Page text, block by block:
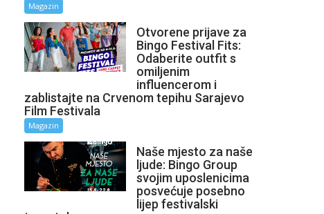
Magazin
Otvorene prijave za
Bingo Festival Fits:
Odaberite outfit s
omiljenim
influencerom i
zablistajte na Crvenom tepihu Sarajevo
Film Festivala
Magazin
Naše mjesto za naše
ljude: Bingo Group
svojim uposlenicima
posvećuje posebno
lijep festivalski